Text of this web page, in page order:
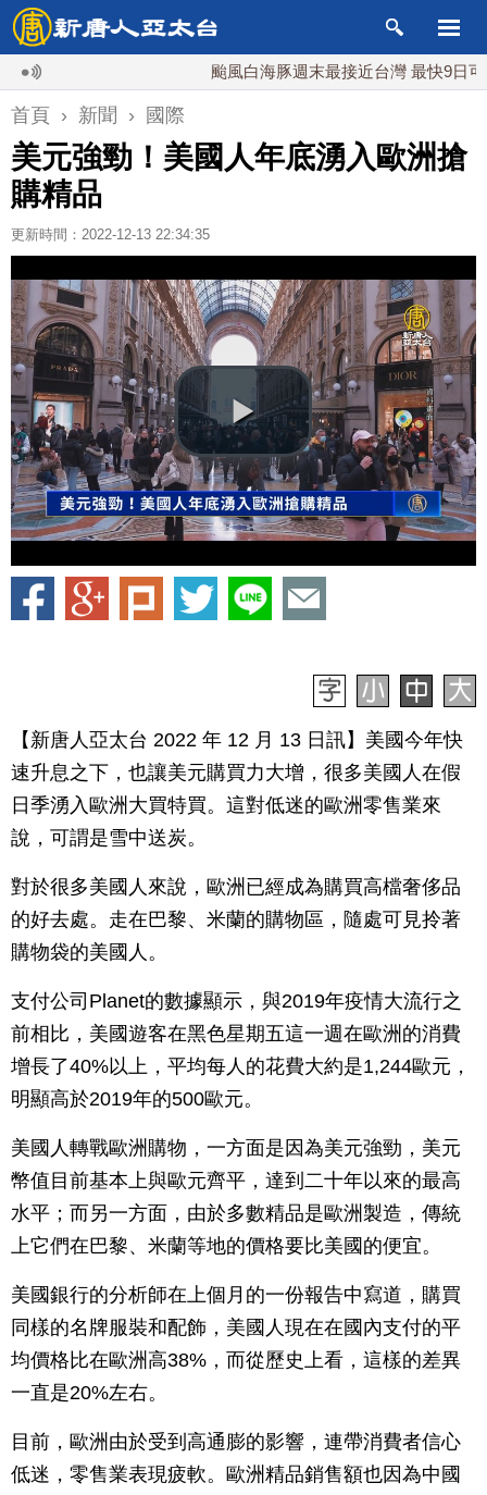
颱風白海豚週末最接近台灣 最快9日可能登
首頁 › 新聞 › 國際
美元強勁！美國人年底湧入歐洲搶
購精品
更新時間：2022-12-13 22:34:35
【新唐人亞太台 2022 年 12 月 13 日訊】美國今年快
速升息之下，也讓美元購買力大增，很多美國人在假
日季湧入歐洲大買特買。這對低迷的歐洲零售業來
說，可謂是雪中送炭。
對於很多美國人來說，歐洲已經成為購買高檔奢侈品
的好去處。走在巴黎、米蘭的購物區，隨處可見拎著
購物袋的美國人。
支付公司Planet的數據顯示，與2019年疫情大流行之
前相比，美國遊客在黑色星期五這一週在歐洲的消費
增長了40%以上，平均每人的花費大約是1,244歐元，
明顯高於2019年的500歐元。
美國人轉戰歐洲購物，一方面是因為美元強勁，美元
幣值目前基本上與歐元齊平，達到二十年以來的最高
水平；而另一方面，由於多數精品是歐洲製造，傳統
上它們在巴黎、米蘭等地的價格要比美國的便宜。
美國銀行的分析師在上個月的一份報告中寫道，購買
同樣的名牌服裝和配飾，美國人現在在國內支付的平
均價格比在歐洲高38%，而從歷史上看，這樣的差異
一直是20%左右。
目前，歐洲由於受到高通膨的影響，連帶消費者信心
低迷，零售業表現疲軟。歐洲精品銷售額也因為中國